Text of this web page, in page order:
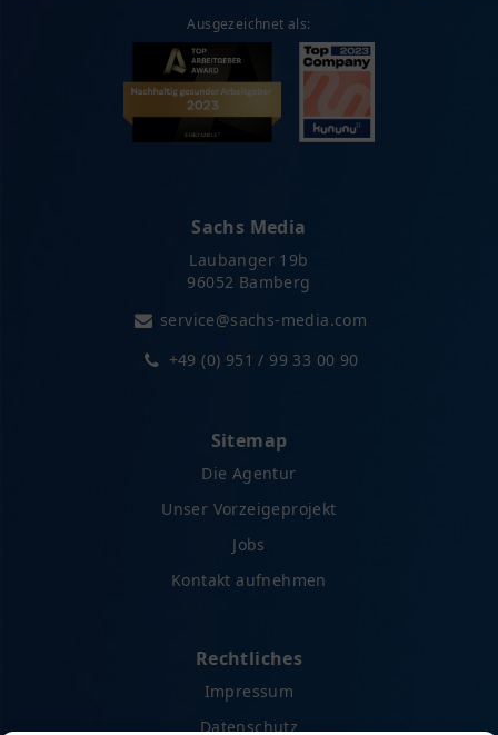
Ausgezeichnet als:
Sachs Media
Laubanger 19b
96052 Bamberg
service@sachs-media.com
+49 (0) 951 / 99 33 00 90
Sitemap
Die Agentur
Unser Vorzeigeprojekt
Jobs
Kontakt aufnehmen
Rechtliches
Impressum
Datenschutz